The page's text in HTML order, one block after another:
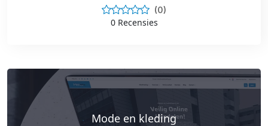
(0)
0 Recensies
Mode en kleding